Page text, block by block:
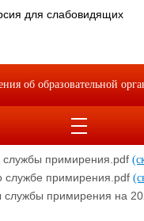
№59
МБОУ Российская
службы примирения.pdf
службе примирения.pdf
службы примирения на
для слабовидящих
об образовательной